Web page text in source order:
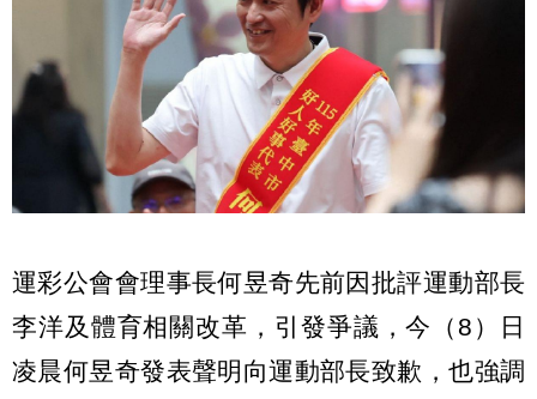
運彩公會會理事長何昱奇先前因批評運動部長
李洋及體育相關改革，引發爭議，今（8）日
凌晨何昱奇發表聲明向運動部長致歉，也強調